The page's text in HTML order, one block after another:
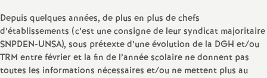
o
n
Depuis quelques années, de plus en plus de chefs
d’établissements (c’est une consigne de leur syndicat majoritaire
SNPDEN-UNSA), sous prétexte d’une évolution de la DGH et/ou
TRM entre février et la fin de l’année scolaire ne donnent pas
toutes les informations nécessaires et/ou ne mettent plus au